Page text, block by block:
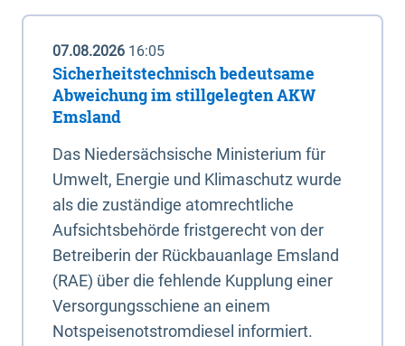
07.08.2026 16:05
Sicherheitstechnisch bedeutsame
Abweichung im stillgelegten AKW
Emsland
Das Niedersächsische Ministerium für
Umwelt, Energie und Klimaschutz wurde
als die zuständige atomrechtliche
Aufsichtsbehörde fristgerecht von der
Betreiberin der Rückbauanlage Emsland
(RAE) über die fehlende Kupplung einer
Versorgungsschiene an einem
Notspeisenotstromdiesel informiert.